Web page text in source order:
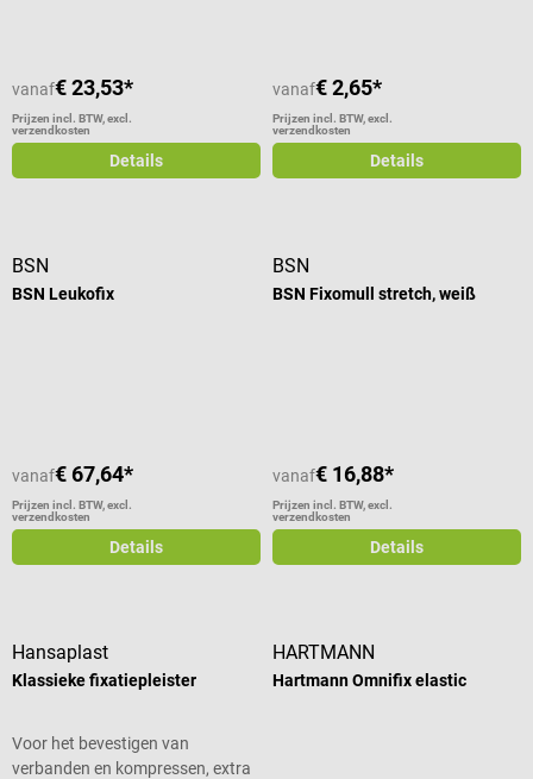
vanaf€ 23,53*
Prijzen incl. BTW, excl.
verzendkosten
Details
vanaf€ 2,65*
Prijzen incl. BTW, excl.
verzendkosten
Details
BSN
BSN Leukofix
vanaf€ 67,64*
Prijzen incl. BTW, excl.
verzendkosten
Details
BSN
BSN Fixomull stretch, weiß
vanaf€ 16,88*
Prijzen incl. BTW, excl.
verzendkosten
Details
Hansaplast
Klassieke fixatiepleister
Voor het bevestigen van
verbanden en kompressen, extra
HARTMANN
Hartmann Omnifix elastic